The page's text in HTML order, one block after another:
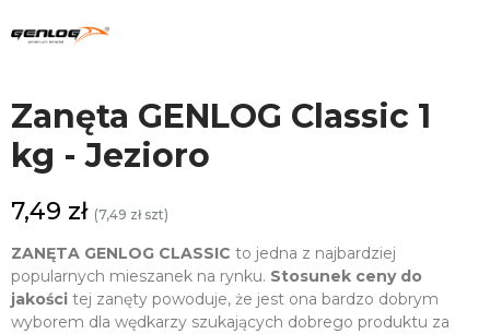
Zanęta GENLOG Classic 1
kg - Jezioro
7,49 zł (7,49 zł szt)
ZANĘTA GENLOG CLASSIC to jedna z najbardziej
popularnych mieszanek na rynku. Stosunek ceny do
jakości tej zanęty powoduje, że jest ona bardzo dobrym
wyborem dla wędkarzy szukających dobrego produktu za